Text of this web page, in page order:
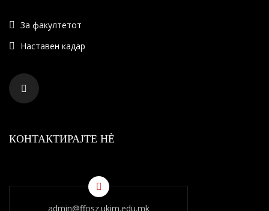
За факултетот
Наставен кадар
КОНТАКТИРАЈТЕ НÈ
admin@ffosz.ukim.edu.mk